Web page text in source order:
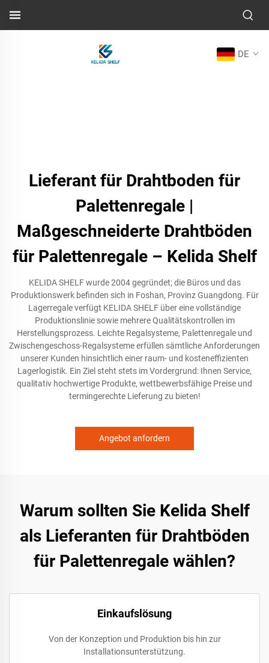
DE
Lieferant für Drahtboden für
Palettenregale |
Maßgeschneiderte Drahtböden
für Palettenregale – Kelida Shelf
KELIDA SHELF wurde 2004 gegründet; die Büros und das
Produktionswerk befinden sich in Foshan, Provinz Guangdong. Für
Lagerregale verfügt KELIDA SHELF über eine vollständige
Produktionslinie sowie mehrere Qualitätskontrollen im
Herstellungsprozess. Leichte Regalsysteme, Palettenregale und
Zwischengeschoss-Regalsysteme erfüllen sämtliche Anforderungen
unserer Kunden hinsichtlich einer raum- und kosteneffizienten
Lagerlogistik. Ein Ziel steht stets im Vordergrund: Ihnen Service,
qualitativ hochwertige Produkte, wettbewerbsfähige Preise und
termingerechte Lieferung zu bieten!
Angebot anfordern
Warum sollten Sie Kelida Shelf
als Lieferanten für Drahtböden
für Palettenregale wählen?
Einkaufslösung
Von der Konzeption und Produktion bis hin zur
Installationsunterstützung.